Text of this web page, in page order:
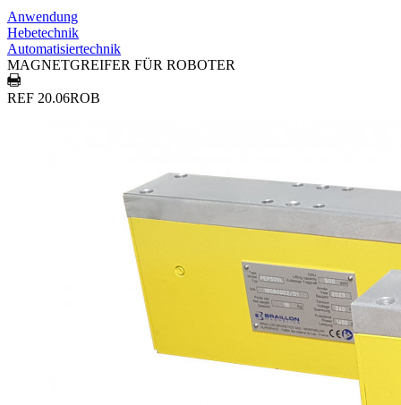
Anwendung
Hebetechnik
Automatisiertechnik
MAGNETGREIFER FÜR ROBOTER
REF 20.06ROB